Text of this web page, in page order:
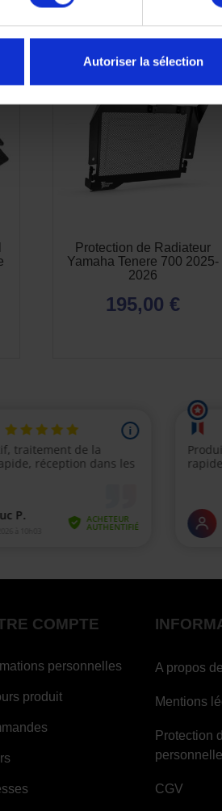
Autoriser la sélection
Protection de Radiateur
Yamaha Tenere 700 2025-
2026
195,00 €
COMPTE
personnelles
produit
A propos
Mentions
Protection
CGV